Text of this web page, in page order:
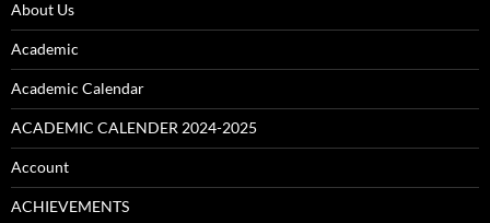
About Us
Academic
Academic Calendar
ACADEMIC CALENDER 2024-2025
Account
ACHIEVEMENTS